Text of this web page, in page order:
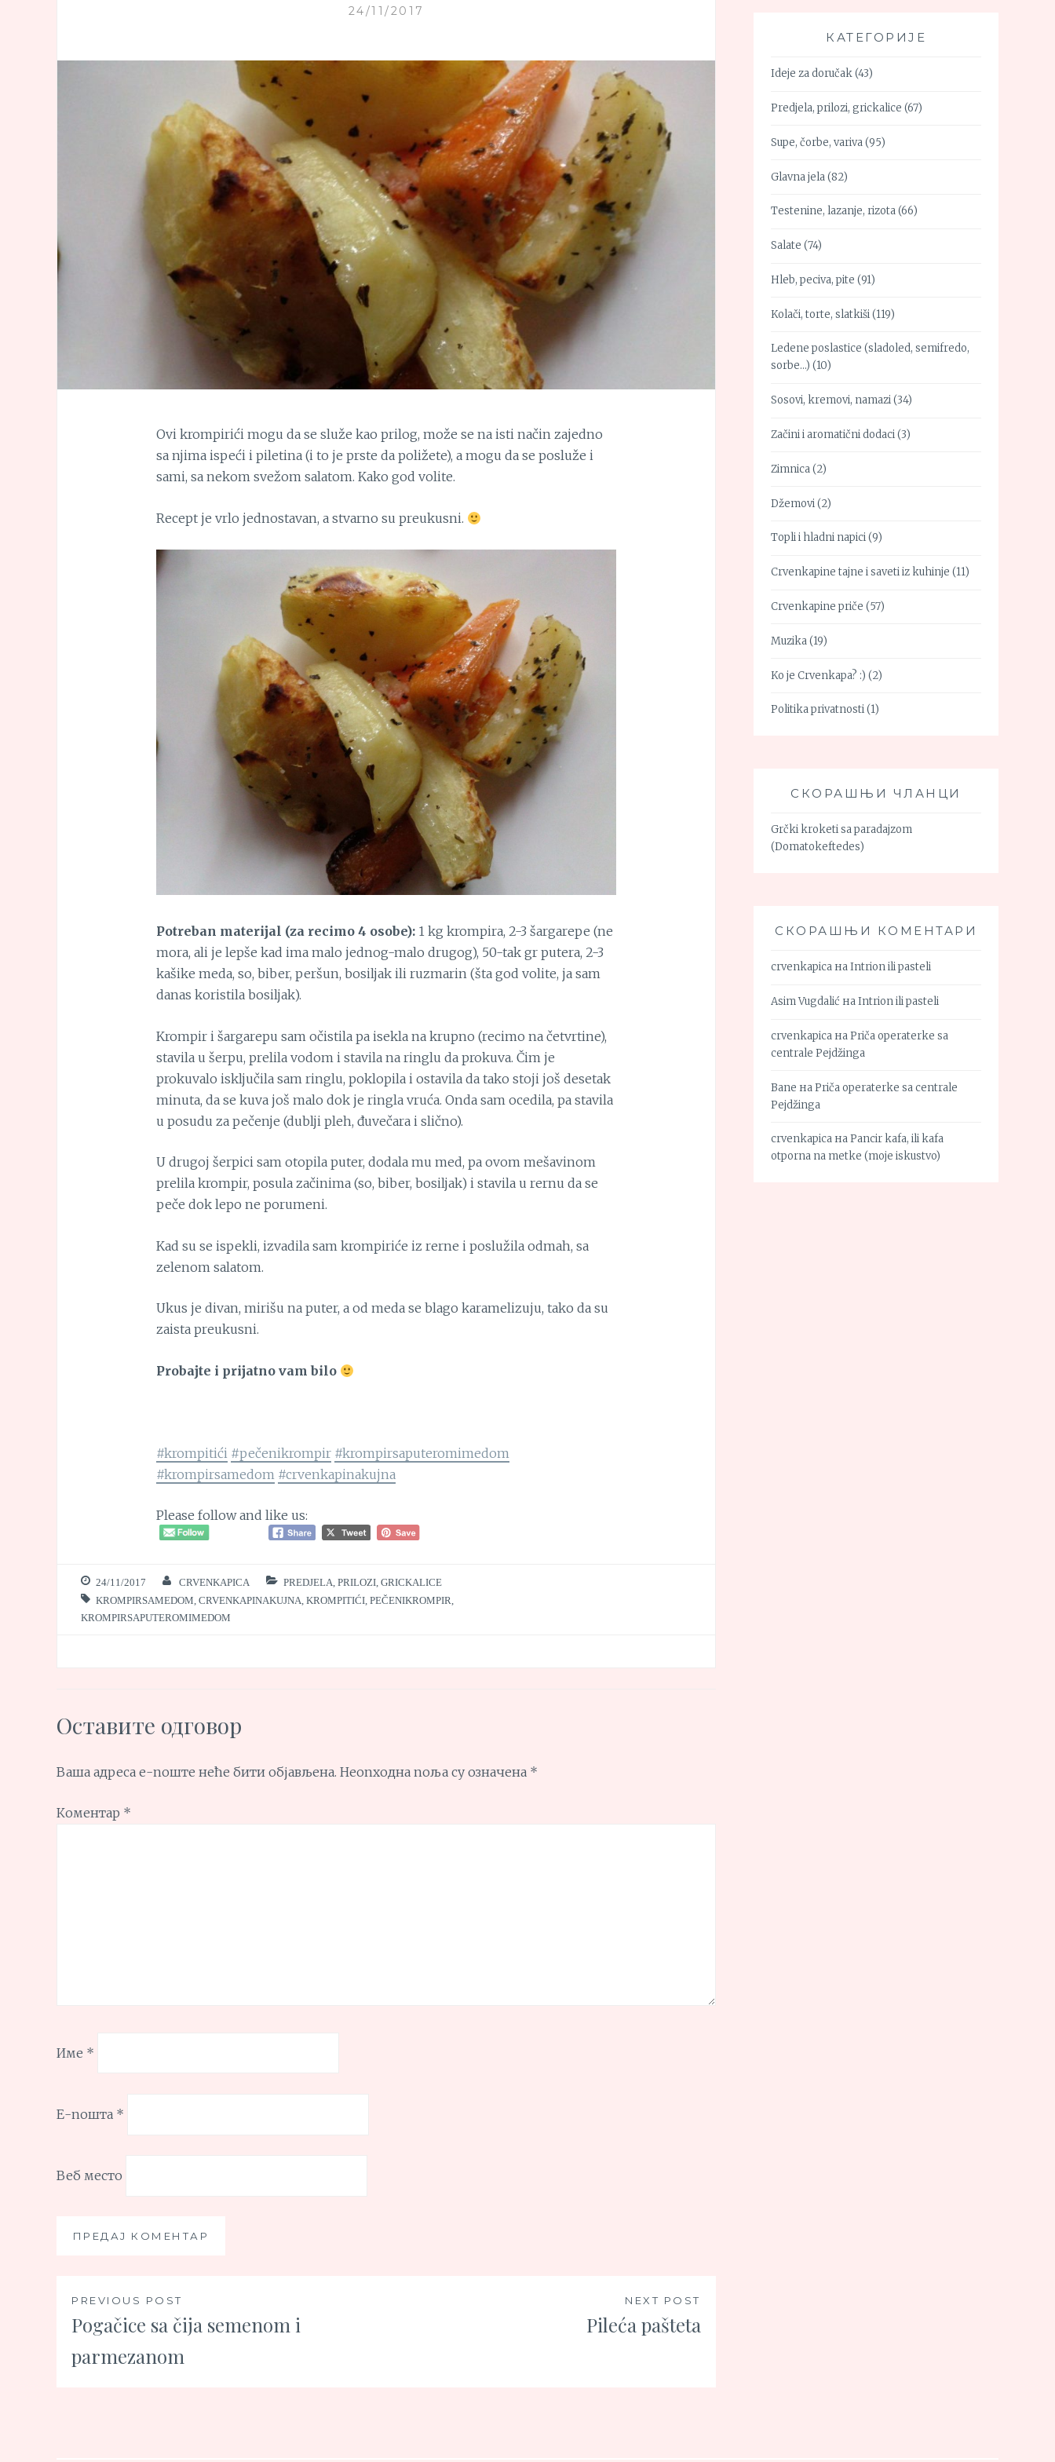
24/11/2017
Ovi krompirići mogu da se služe kao prilog, može se na isti način zajedno
sa njima ispeći i piletina (i to je prste da poližete), a mogu da se posluže i
sami, sa nekom svežom salatom. Kako god volite.
Recept je vrlo jednostavan, a stvarno su preukusni.
Potreban materijal (za recimo 4 osobe):1 kg krompira, 2-3 šargarepe (ne
mora, ali je lepše kad ima malo jednog-malo drugog), 50-tak gr putera, 2-3
kašike meda, so, biber, peršun, bosiljak ili ruzmarin (šta god volite, ja sam
danas koristila bosiljak).
Krompir i šargarepu sam očistila pa isekla na krupno (recimo na četvrtine),
stavila u šerpu, prelila vodom i stavila na ringlu da prokuva. Čim je
prokuvalo isključila sam ringlu, poklopila i ostavila da tako stoji još desetak
minuta, da se kuva još malo dok je ringla vruća. Onda sam ocedila, pa stavila
u posudu za pečenje (dublji pleh, đuvečara i slično).
U drugoj šerpici sam otopila puter, dodala mu med, pa ovom mešavinom
prelila krompir, posula začinima (so, biber, bosiljak) i stavila u rernu da se
peče dok lepo ne porumeni.
Kad su se ispekli, izvadila sam krompiriće iz rerne i poslužila odmah, sa
zelenom salatom.
Ukus je divan, mirišu na puter, a od meda se blago karamelizuju, tako da su
zaista preukusni.
Probajte i prijatno vam bilo
#krompitići #pečenikrompir #krompirsaputeromimedom
#krompirsamedom #crvenkapinakujna
Please follow and like us:
24/11/2017 CRVENKAPICA
PREDJELA, PRILOZI, GRICKALICE
KROMPIRSAMEDOM CRVENKAPINAKUJNA KROMPITIĆI PEČENIKROMPIR
KROMPIRSAPUTEROMIMEDOM
Оставите одговор
Ваша адреса е-поште неће бити објављена. Неопходна поља су означена *
Коментар *
Име *
Е-пошта *
Веб место
Кретање
чланка
PREVIOUS POST
Pogačice sa čija semenom i
parmezanom
NEXT POST
Pileća pašteta
КАТЕГОРИЈЕ
Ideje za doručak(43)
Predjela, prilozi, grickalice (67)
Supe, čorbe, variva(95)
Glavna jela(82)
Testenine, lazanje, rizota(66)
Salate (74)
Hleb, peciva, pite (91)
Kolači, torte, slatkiši(119)
Ledene poslastice (sladoled, semifredo,
sorbe…) (10)
Sosovi, kremovi, namazi(34)
Začini i aromatični dodaci(3)
Zimnica(2)
Džemovi(2)
Topli i hladni napici(9)
Crvenkapine tajne i saveti iz kuhinje (11)
Crvenkapine priče (57)
Muzika(19)
Ko je Crvenkapa? :) (2)
Politika privatnosti(1)
СКОРАШЊИ ЧЛАНЦИ
Grčki kroketi sa paradajzom
(Domatokeftedes)
СКОРАШЊИ КОМЕНТАРИ
crvenkapica наIntrion ili pasteli
Asim Vugdalić наIntrion ili pasteli
crvenkapica наPriča operaterke sa
centrale Pejdžinga
Bane наPriča operaterke sa centrale
Pejdžinga
crvenkapica наPancir kafa, ili kafa
otporna na metke (moje iskustvo)